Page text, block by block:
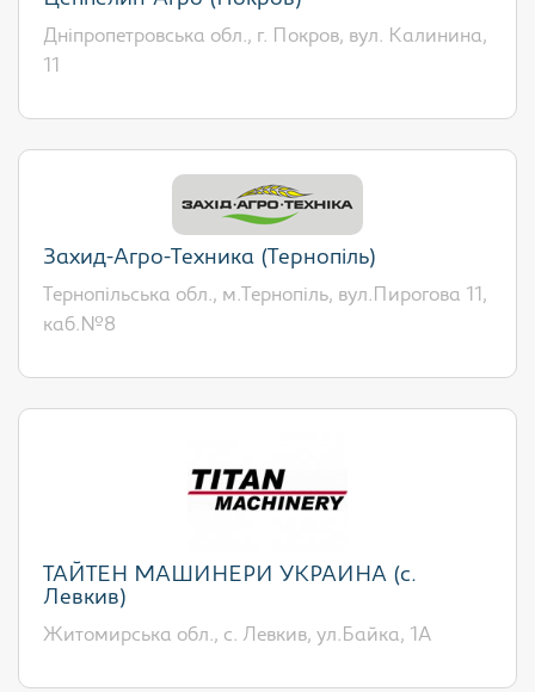
Дніпропетровська обл., г. Покров, вул. Калинина,
11
Захид-Агро-Техника (Тернопіль)
Тернопільська обл., м.Тернопіль, вул.Пирогова 11,
каб.№8
ТАЙТЕН МАШИНЕРИ УКРАИНА (с.
Левкив)
Житомирська обл., с. Левкив, ул.Байка, 1А